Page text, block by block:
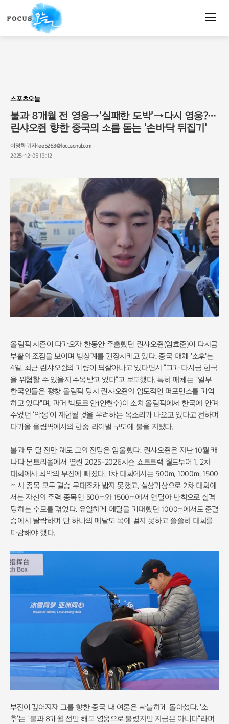
주
스포츠오늘
불과 8개월 전 영웅→'실패한 도박'→다시 영웅?…
린샤오쥔 향한 중국의 소름 돋는 '손바닥 뒤집기'
이영학 기자 lee5263@focusonul.com
2025-12-05 13:12
올림픽 시즌이 다가오자 한동안 주춤했던 린샤오쥔(임효준)이 다시금
부활의 조짐을 보이며 빙상계를 긴장시키고 있다. 중국 매체 '소후'는
4일, 최근 린샤오쥔의 기량이 되살아나고 있다면서 "그가 다시금 한국
을 위협할 수 있을지 주목받고 있다"고 보도했다. 특히 매체는 "일부
한국인들은 평창 올림픽 당시 린샤오쥔의 압도적인 퍼포먼스를 기억
하고 있다"며, 과거 빅토르 안(안현수)이 소치 올림픽에서 한국에 안겨
주었던 '악몽'이 재현될 것을 우려하는 목소리가 나오고 있다고 전하며
다가올 올림픽에서의 한중 라이벌 구도에 불을 지폈다.
불과 두 달 전만 해도 그의 전망은 암울했다. 린샤오쥔은 지난 10월 캐
나다 몬트리올에서 열린 2025-2026시즌 쇼트트랙 월드투어 1, 2차
대회에서 최악의 부진에 빠졌다. 1차 대회에서는 500m, 1000m, 1500
m 세 종목 모두 결승 무대조차 밟지 못했고, 설상가상으로 2차 대회에
서는 자신의 주력 종목인 500m와 1500m에서 연달아 반칙으로 실격
당하는 수모를 겪었다. 유일하게 메달을 기대했던 1000m에서도 준결
승에서 탈락하며 단 하나의 메달도 목에 걸지 못하고 쓸쓸히 대회를
마감해야 했다.
부진이 깊어지자 그를 향한 중국 내 여론은 싸늘하게 돌아섰다. '소
후'는 "불과 8개월 전만 해도 영웅으로 불렸지만 지금은 아니다"라며